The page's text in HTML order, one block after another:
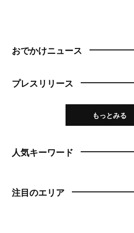
おでかけニュース
プレスリリース
もっとみる
人気キーワード
注目のエリア